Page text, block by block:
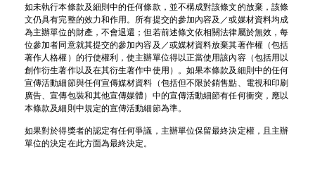
如未執行本條款及細則中的任何條款，並不構成對該條文的放棄，該條
文仍具有完整的效力和作用。所有提交的參加內容及／或媒材資料均成
為主辦單位的財產，不會退還；但若前述條文依相關法律屬於無效，每
位參加者同意就其提交的參加內容及／或媒材資料放棄其著作權（包括
著作人格權）的行使權利，使主辦單位得以正當使用該內容（包括用以
創作衍生著作以及在其衍生著作中使用）。如果本條款及細則中的任何
宣傳活動細節與任何宣傳媒材資料（包括但不限於銷售點、電視和印刷
廣告、宣傳包裝和其他宣傳媒體）中的宣傳活動細節有任何衝突，應以
本條款及細則中規定的宣傳活動細節為準。
如果對於得獎者的認定有任何爭議，主辦單位保留最終決定權，且主辦
單位的決定在此方面為最終決定。